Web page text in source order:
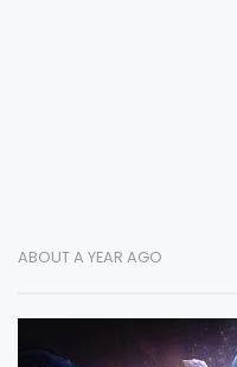
ABOUT A YEAR AGO